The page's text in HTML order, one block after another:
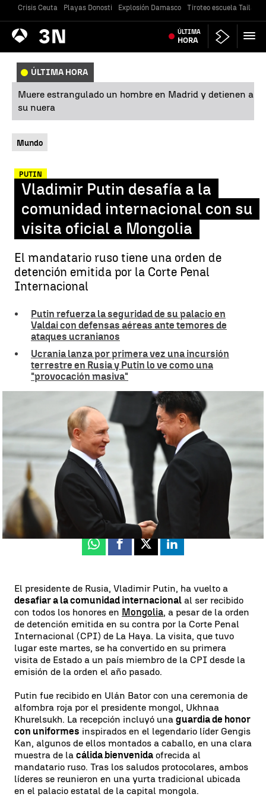
Crisis Ceuta Playas Donosti Explosión Damasco Tiroteo escuela
Antena
3 Noticias ÚLTIMA
HORA
ÚLTIMA HORA
Muere estrangulado un hombre en Madrid y detienen a
su nuera
Mundo
PUTIN
Vladimir Putin desafía a la
comunidad internacional con su
visita oficial a Mongolia
El mandatario ruso tiene una orden de
detención emitida por la Corte Penal
Internacional
Putin refuerza la seguridad de su palacio en
Valdai con defensas aéreas ante temores de
ataques ucranianos
Ucrania lanza por primera vez una incursión
terrestre en Rusia y Putin lo ve como una
"provocación masiva"
Vladimir Putin desafía a la comunidad internacional con su visita
oficial a Mongolia |Europa Press
Celia de Santiago
Publicado:
03 de septiembre de 2024, 21:28
Whatsapp
Facebook
X Linkedin
El presidente de Rusia, Vladimir Putin, ha vuelto a
desafiar a la comunidad internacional al ser recibido
con todos los honores en Mongolia, a pesar de la orden
de detención emitida en su contra por la Corte Penal
Internacional (CPI) de La Haya. La visita, que tuvo
lugar este martes, se ha convertido en su primera
visita de Estado a un país miembro de la CPI desde la
emisión de la orden el año pasado.
Putin fue recibido en Ulán Bator con una ceremonia de
alfombra roja por el presidente mongol, Ukhnaa
Khurelsukh. La recepción incluyó una guardia de honor
con uniformes inspirados en el legendario líder Gengis
Kan, algunos de ellos montados a caballo, en una clara
muestra de la cálida bienvenida ofrecida al
mandatario ruso. Tras los saludos protocolares, ambos
líderes se reunieron en una yurta tradicional ubicada
en el palacio estatal de la capital mongola.